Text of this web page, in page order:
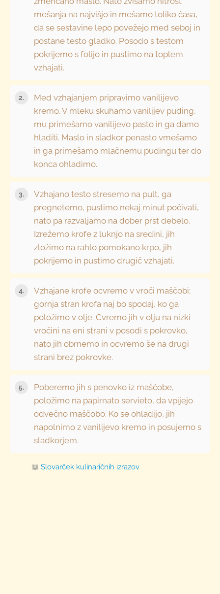
mešanja na najvišjo in mešamo toliko časa,
da se sestavine lepo povežejo med seboj in
postane testo gladko. Posodo s testom
pokrijemo s folijo in pustimo na toplem
vzhajati.
Med vzhajanjem pripravimo vanilijevo
kremo. V mleku skuhamo vanilijev puding,
mu primešamo vanilijevo pasto in ga damo
hladiti. Maslo in sladkor penasto vmešamo
in ga primešamo mlačnemu pudingu ter do
konca ohladimo.
Vzhajano testo stresemo na pult, ga
pregnetemo, pustimo nekaj minut počivati,
nato pa razvaljamo na dober prst debelo.
Izrežemo krofe z luknjo na sredini, jih
zložimo na rahlo pomokano krpo, jih
pokrijemo in pustimo drugič vzhajati.
Vzhajane krofe ocvremo v vroči maščobi;
gornja stran krofa naj bo spodaj, ko ga
položimo v olje. Cvremo jih v olju na nizki
vročini na eni strani v posodi s pokrovko,
nato jih obrnemo in ocvremo še na drugi
strani brez pokrovke.
Poberemo jih s penovko iz maščobe,
položimo na papirnato servieto, da vpijejo
odvečno maščobo. Ko se ohladijo, jih
napolnimo z vanilijevo kremo in posujemo s
sladkorjem.
📖Slovarček kulinaričnih izrazov